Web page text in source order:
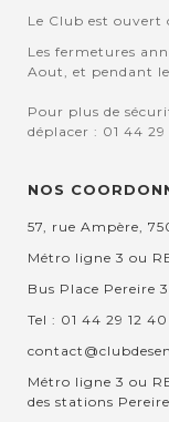
Le Club est ouvert
Les fermetures
Aout, et pendant
Pour plus de
déplacer : 01 44 29
NOS
57, rue Ampère,
Métro ligne 3 ou
Bus Place Pereire
Tel : 01 44 29 12 40
Métro ligne 3 ou
des stations